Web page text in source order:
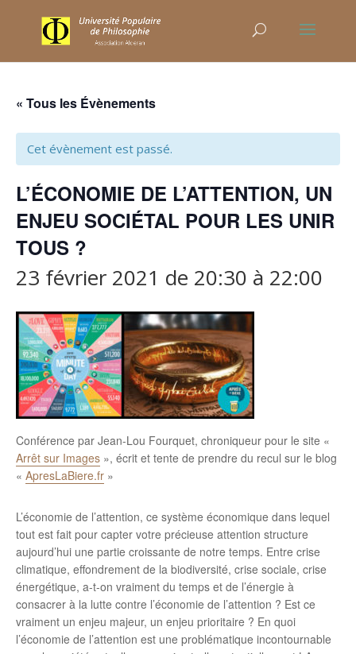
« Tous les Évènements
Cet évènement est passé.
L’ÉCONOMIE DE L’ATTENTION, UN
ENJEU SOCIÉTAL POUR LES UNIR
TOUS ?
23 février 2021 de 20:30 à 22:00
Conférence par Jean-Lou Fourquet, chroniqueur pour le site «
Arrêt sur Images », écrit et tente de prendre du recul sur le blog
« ApresLaBiere.fr »
L’économie de l’attention, ce système économique dans lequel
tout est fait pour capter votre précieuse attention structure
aujourd’hui une partie croissante de notre temps. Entre crise
climatique, effondrement de la biodiversité, crise sociale, crise
énergétique, a-t-on vraiment du temps et de l’énergie à
consacrer à la lutte contre l’économie de l’attention ? Est ce
vraiment un enjeu majeur, un enjeu prioritaire ? En quoi
l’économie de l’attention est une problématique incontournable